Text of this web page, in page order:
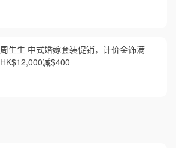
周生生 中式婚嫁套装促销，计价金饰满
HK$12,000减$400